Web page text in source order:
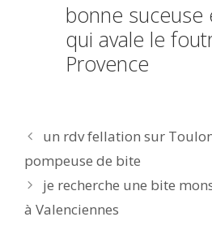
bonne suceuse
qui avale le
Provence
Navigation
des
articles
un rdv fellation sur
pompeuse de bite
je recherche une bite
à Valenciennes